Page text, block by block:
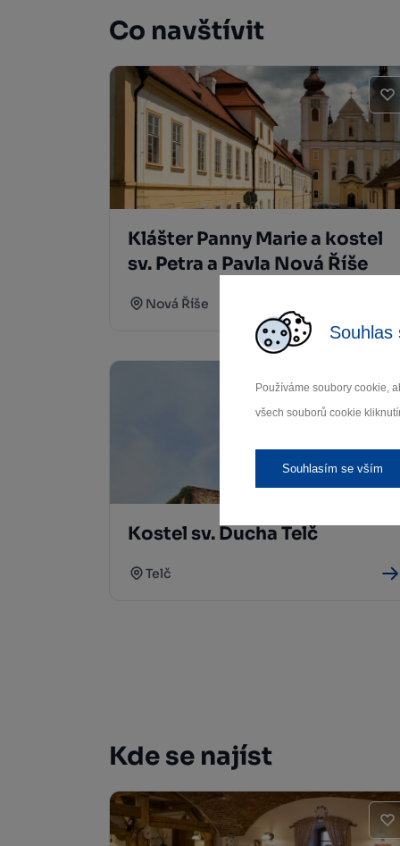
Souhlas
Používáme soubory cookie,
všech souborů cookie
Souhlasím se vším
Co navštívit
Klášter Panny Marie a kostel
sv. Petra a Pavla Nová Říše
Nová Říše
Kostel sv. Ducha Telč
Telč
Kde se najíst